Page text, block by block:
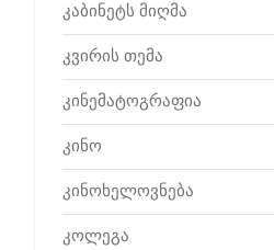
კაბინეტს მიღმა
კვირის თემა
კინემატოგრაფია
კინო
კინოხელოვნება
კოლეგა